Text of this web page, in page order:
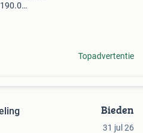
Topadvertentie
Bieden
31 jul 26